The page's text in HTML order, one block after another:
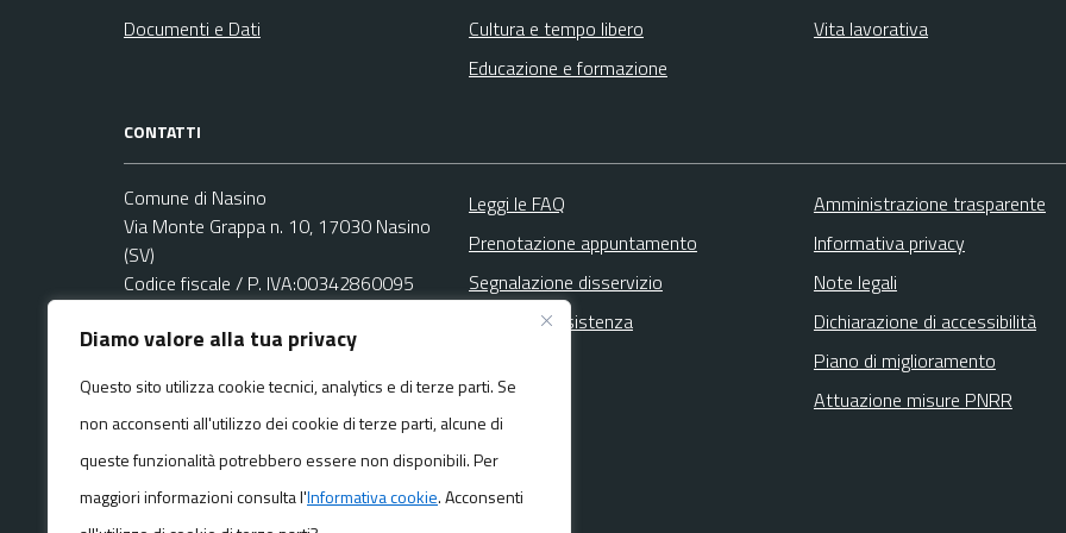
Diamo valore alla tua privacy
Questo sito utilizza cookie tecnici, analytics e di terze parti. Se
non acconsenti all'utilizzo dei cookie di terze parti, alcune di
queste funzionalità potrebbero essere non disponibili. Per
maggiori informazioni consulta l'Informativa cookie. Acconsenti
Documenti e Dati
Cultura e tempo libero
Educazione e formazione
Vita lavorativa
CONTATTI
Comune di Nasino
Via Monte Grappa n. 10, 17030 Nasino
(SV)
Codice fiscale / P. IVA:00342860095
Ufficio Relazioni con il Pubblico (URP)
PEC:
protocollo@pec.comune.nasino.sv.it
Centralino unico: +39 0182 77017
Leggi le FAQ
Prenotazione appuntamento
Segnalazione disservizio
Richiesta assistenza
Amministrazione trasparente
Informativa privacy
Note legali
Dichiarazione di accessibilità
Piano di miglioramento
Attuazione misure PNRR